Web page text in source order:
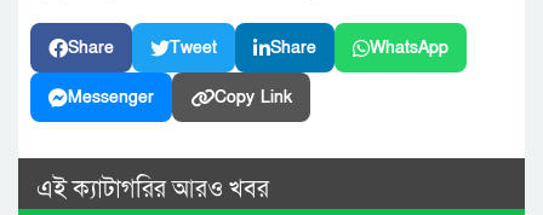
Share Tweet Share WhatsApp
Messenger Copy Link
এই ক্যাটাগরির আরও খবর